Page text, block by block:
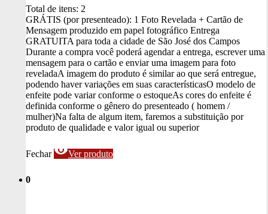
Total de itens: 2
GRÁTIS (por presenteado): 1 Foto Revelada + Cartão de
Mensagem produzido em papel fotográfico Entrega
GRATUITA para toda a cidade de São José dos Campos
Durante a compra você poderá agendar a entrega, escrever uma
mensagem para o cartão e enviar uma imagem para foto
reveladaA imagem do produto é similar ao que será entregue,
podendo haver variações em suas característicasO modelo de
enfeite pode variar conforme o estoqueAs cores do enfeite é
definida conforme o gênero do presenteado ( homem /
mulher)Na falta de algum item, faremos a substituição por
produto de qualidade e valor igual ou superior
Fechar visibilityVer produto
0